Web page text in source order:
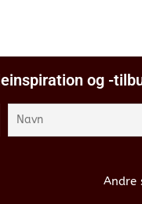
og -
Andre